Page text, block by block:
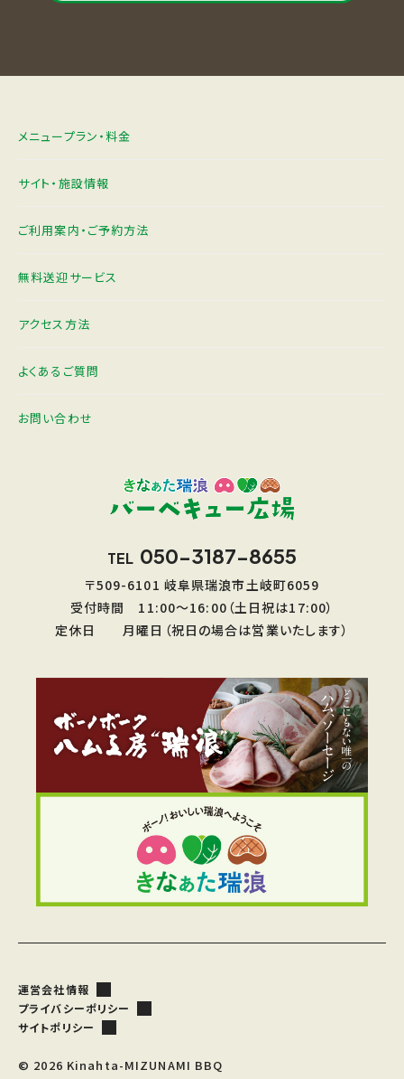
メニュープラン・料金
サイト・施設情報
ご利用案内・ご予約方法
無料送迎サービス
アクセス方法
よくあるご質問
お問い合わせ
TEL 050-3187-8655
〒509-6101 岐阜県瑞浪市土岐町6059
受付時間 11:00〜16:00（土日祝は17:00）
定休日 月曜日（祝日の場合は営業いたします）
運営会社情報
プライバシーポリシー
サイトポリシー
© 2026 Kinahta-MIZUNAMI BBQ